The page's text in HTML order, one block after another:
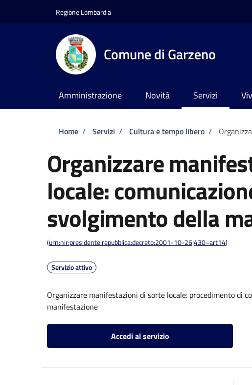
Regione Lombardia
Comune di Garzeno
Amministrazione Novità Servizi
Briciole di pane
Home / Servizi / Cultura e tempo libero /
Organizzare
locale:
svolgimento della
(urn:nir:presidente.repubblica:decreto:2001-10-26;430~art14)
Servizio attivo
Organizzare manifestazioni di sorte locale: procedimento di
manifestazione
Accedi al servizio